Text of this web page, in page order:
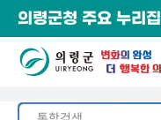
의령군청 주요 누리집